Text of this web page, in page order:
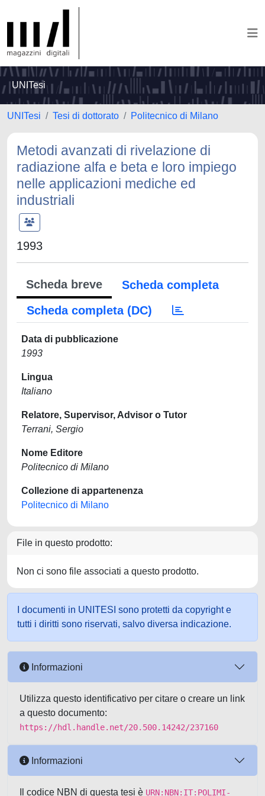
UNITesi
UNITesi Tesi di dottorato Politecnico di Milano
Metodi avanzati di rivelazione di
radiazione alfa e beta e loro impiego
nelle applicazioni mediche ed
industriali
1993
Scheda breve
Scheda completa
Scheda completa (DC)
Data di pubblicazione
1993
Lingua
Italiano
Relatore, Supervisor, Advisor o Tutor
Terrani, Sergio
Nome Editore
Politecnico di Milano
Collezione di appartenenza
Politecnico di Milano
File in questo prodotto:
Non ci sono file associati a questo prodotto.
I documenti in UNITESI sono protetti da copyright e
tutti i diritti sono riservati, salvo diversa indicazione.
Informazioni
Utilizza questo identificativo per citare o creare un link
a questo documento:
https://hdl.handle.net/20.500.14242/237160
Informazioni
Il codice NBN di questa tesi è URN:NBN:IT:POLIMI-